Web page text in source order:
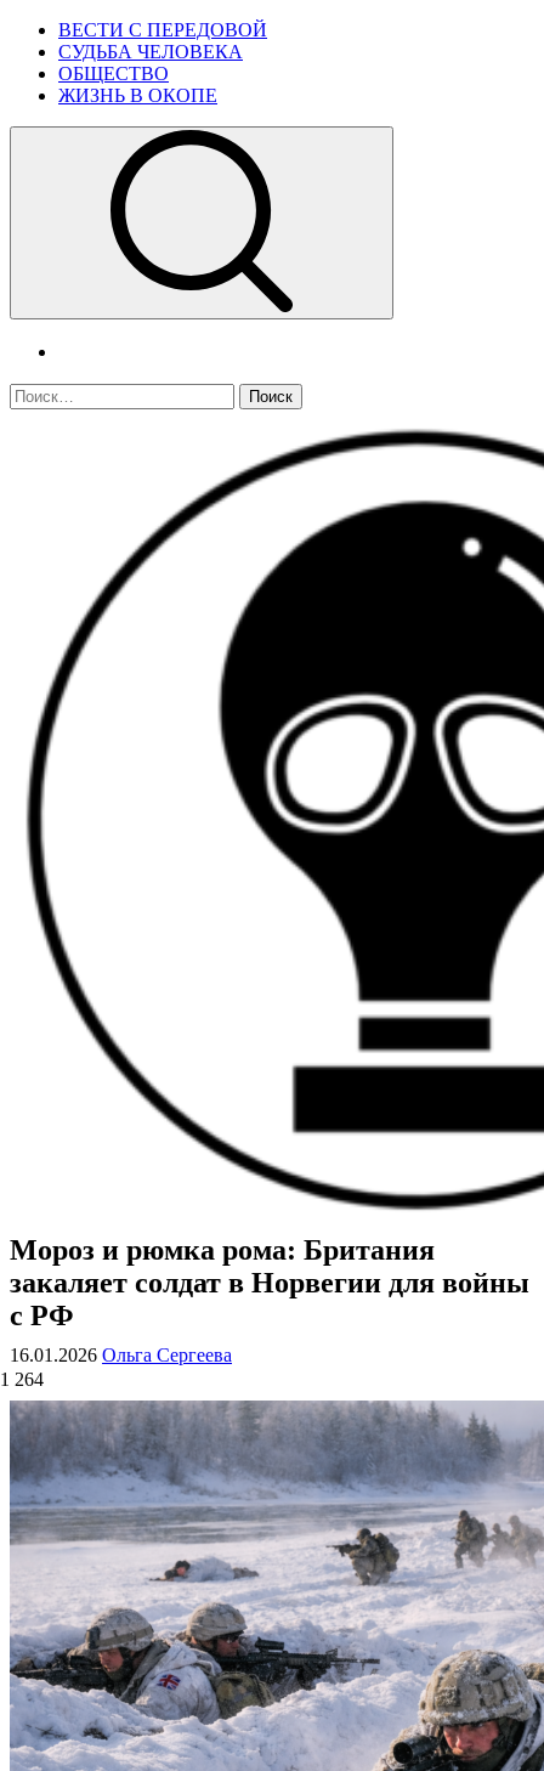
Skip
content
Primary
Menu
ВЕСТИ С ПЕРЕДОВОЙ
СУДЬБА ЧЕЛОВЕКА
ОБЩЕСТВО
ЖИЗНЬ В ОКОПЕ
Найти:
ВОЕННЫЕ СТРАНИЦЫ
СТАТЬИ ВОЕННОЙ ТЕМАТИКИ
Мороз и рюмка рома: Британия
закаляет солдат в Норвегии для войны
с РФ
16.01.2026 Ольга Сергеева
1 264